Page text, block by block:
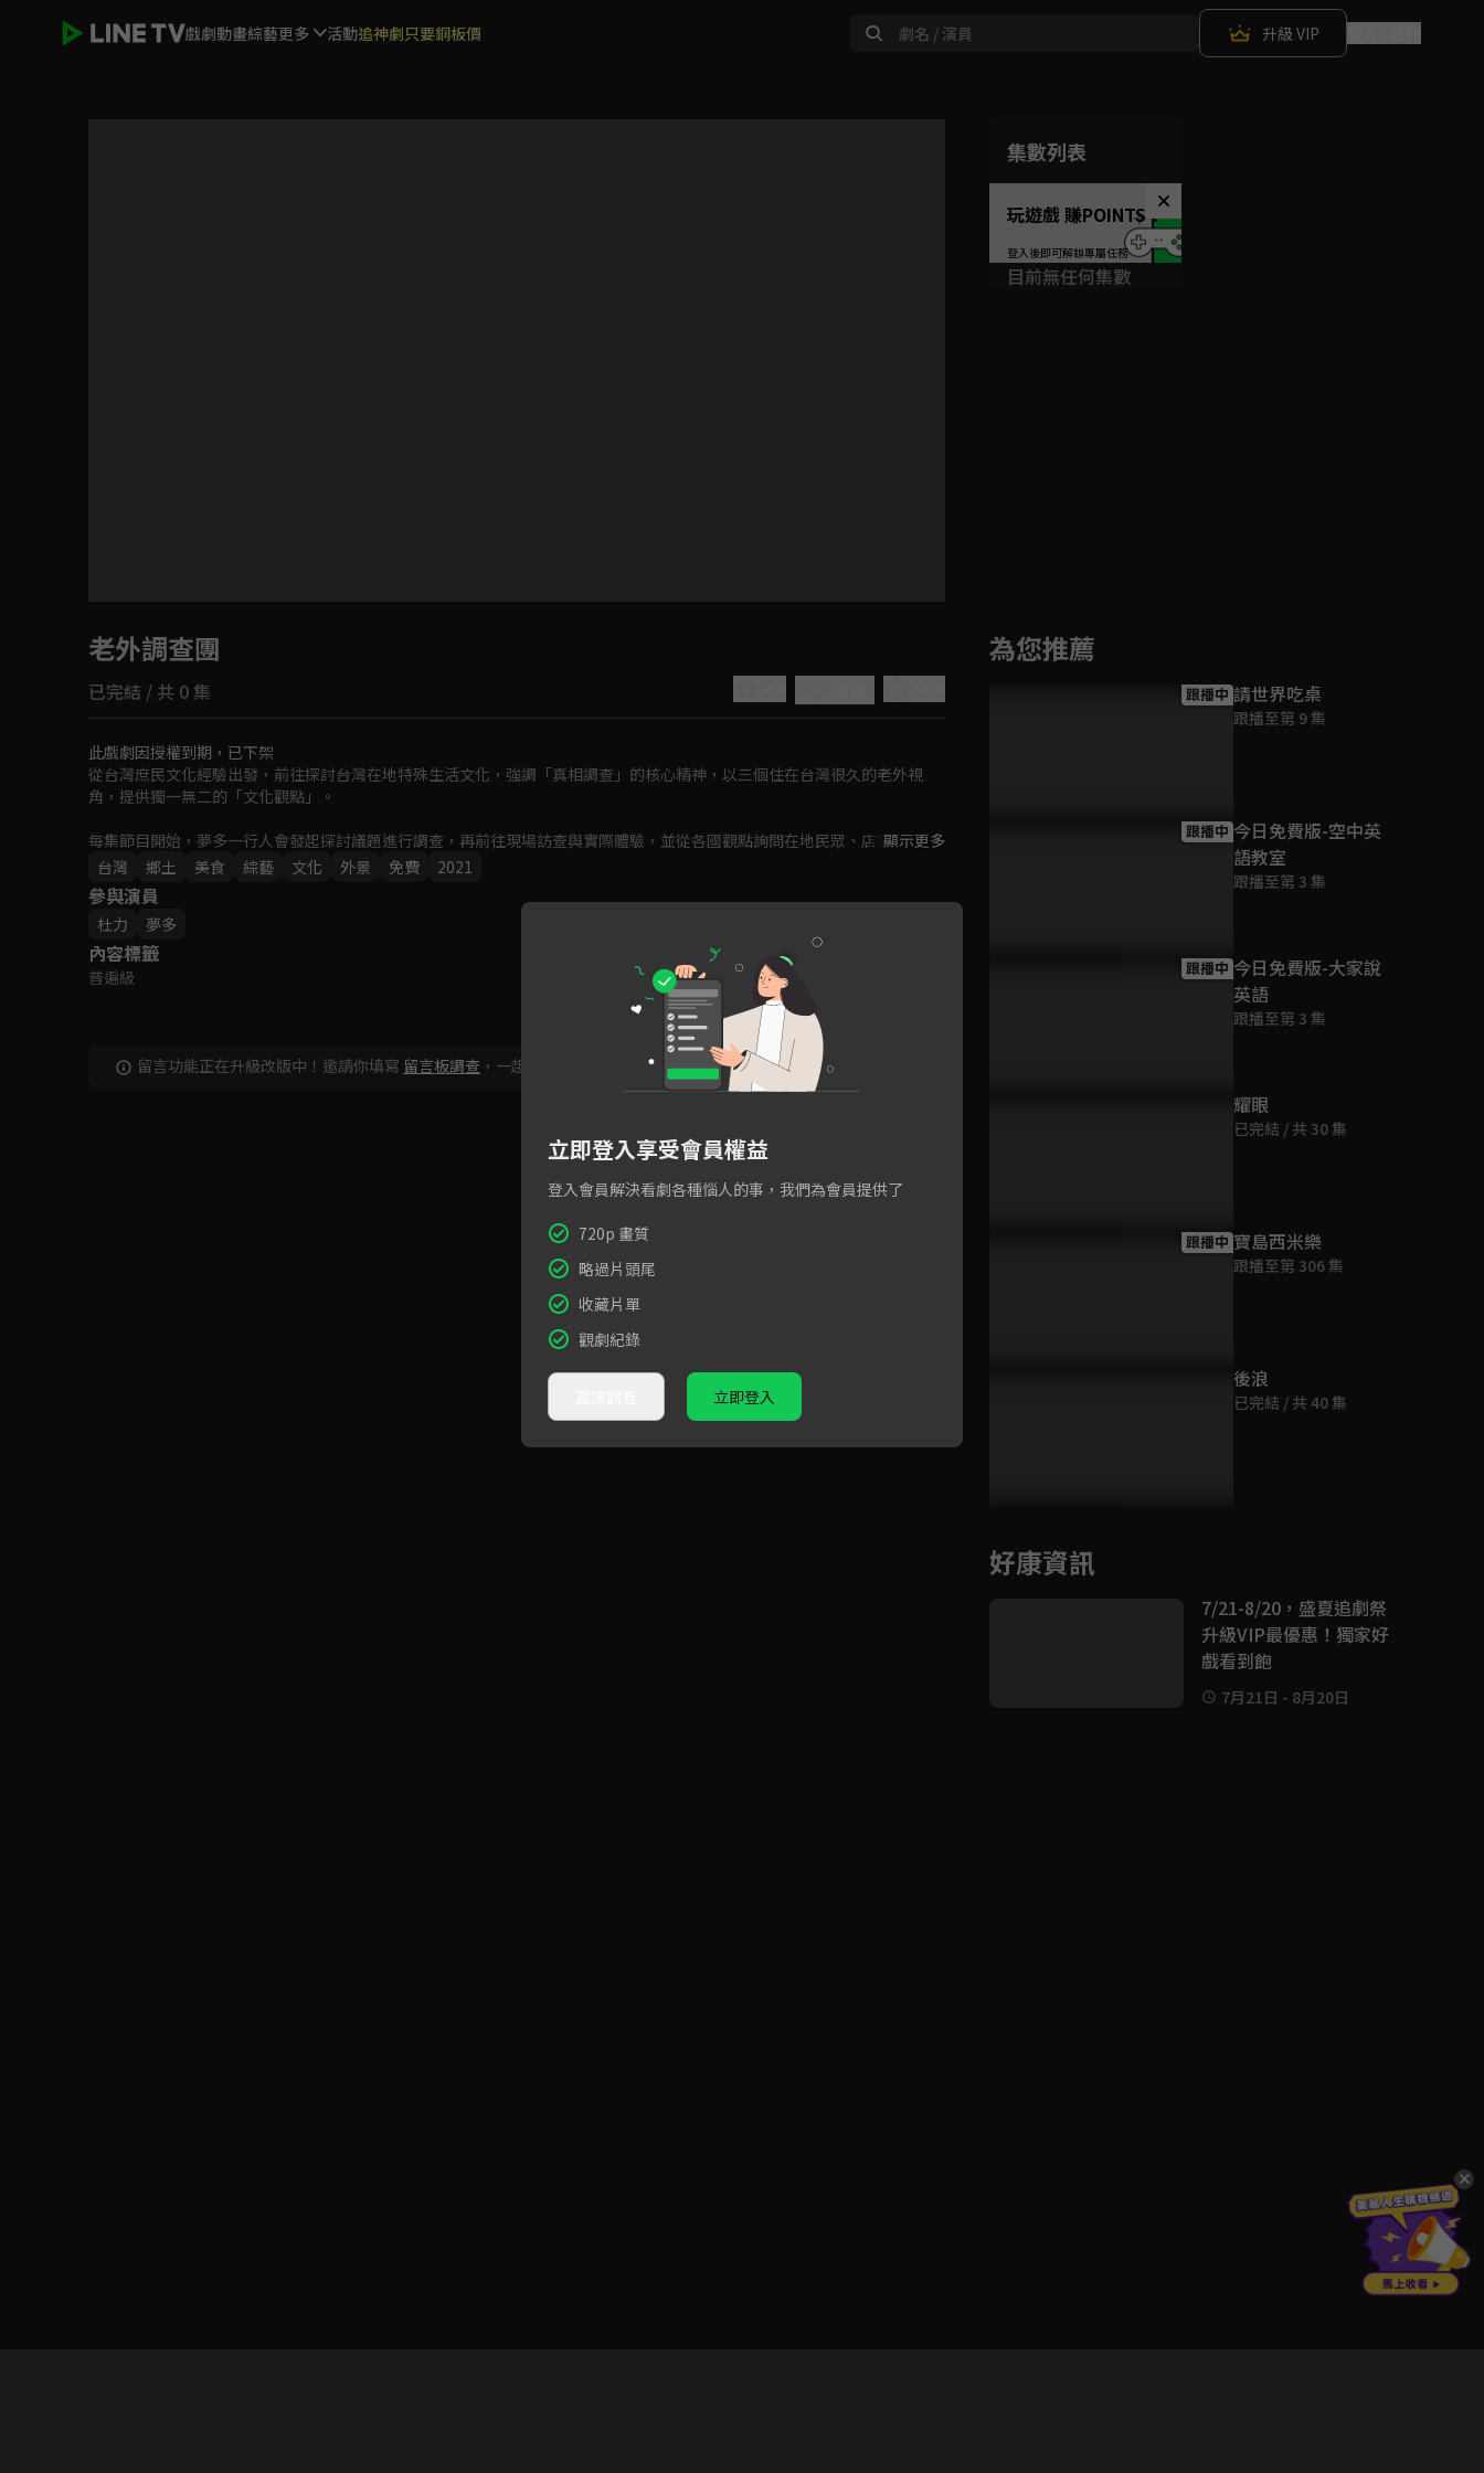
戲劇動畫綜藝更多 活動追神劇只要銅板價 升級 VIP
如有不便請見諒
集數列表
玩遊戲 賺POINTS！
目前無任何集數
老外調查團
已完結 / 共 0 集
此戲劇因授權到期，已下架
從台灣庶民文化經驗出發，前往探討台灣在地特殊生活文化，強調「真相調查」的核心精神，以三個住在台灣很久的老外視
角，提供獨一無二的「文化觀點」。
每集節目開始，夢多一行人會發起探討議題進行調查，再前往現場訪查與實際體驗，並從各國觀點詢問在地民眾、店家、專家
或受訪者各種千奇百怪的問題，用外國人獨有的異國視角解讀所見所聞，同時也分享自身相關的國外經驗，讓觀眾可以用更多
元的方式認識台灣在地特別的文化角落。
顯示更多
台灣
鄉土 美食 綜藝 文化 外景 免費 2021
參與演員
杜力 夢多
內容標籤
普遍級
留言功能正在升級改版中！邀請你填寫 留言板調查 ，一起共創新版留言功能！
為您推薦
跟播中 請世界吃桌
跟播至第 9 集
跟播中 今日免費版-空中英
語教室
跟播至第 3 集
跟播中 今日免費版-大家說
英語
跟播至第 3 集
耀眼
已完結 / 共 30 集
跟播中 寶島西米樂
跟播至第 306 集
後浪
已完結 / 共 40 集
好康資訊
7/21-8/20，盛夏追劇祭
升級VIP最優惠！獨家好
戲看到飽
7月21日 - 8月20日
立即登入享受會員權益
登入會員解決看劇各種惱人的事，我們為會員提供了
720p 畫質
略過片頭尾
收藏片單
觀劇紀錄
立即登入